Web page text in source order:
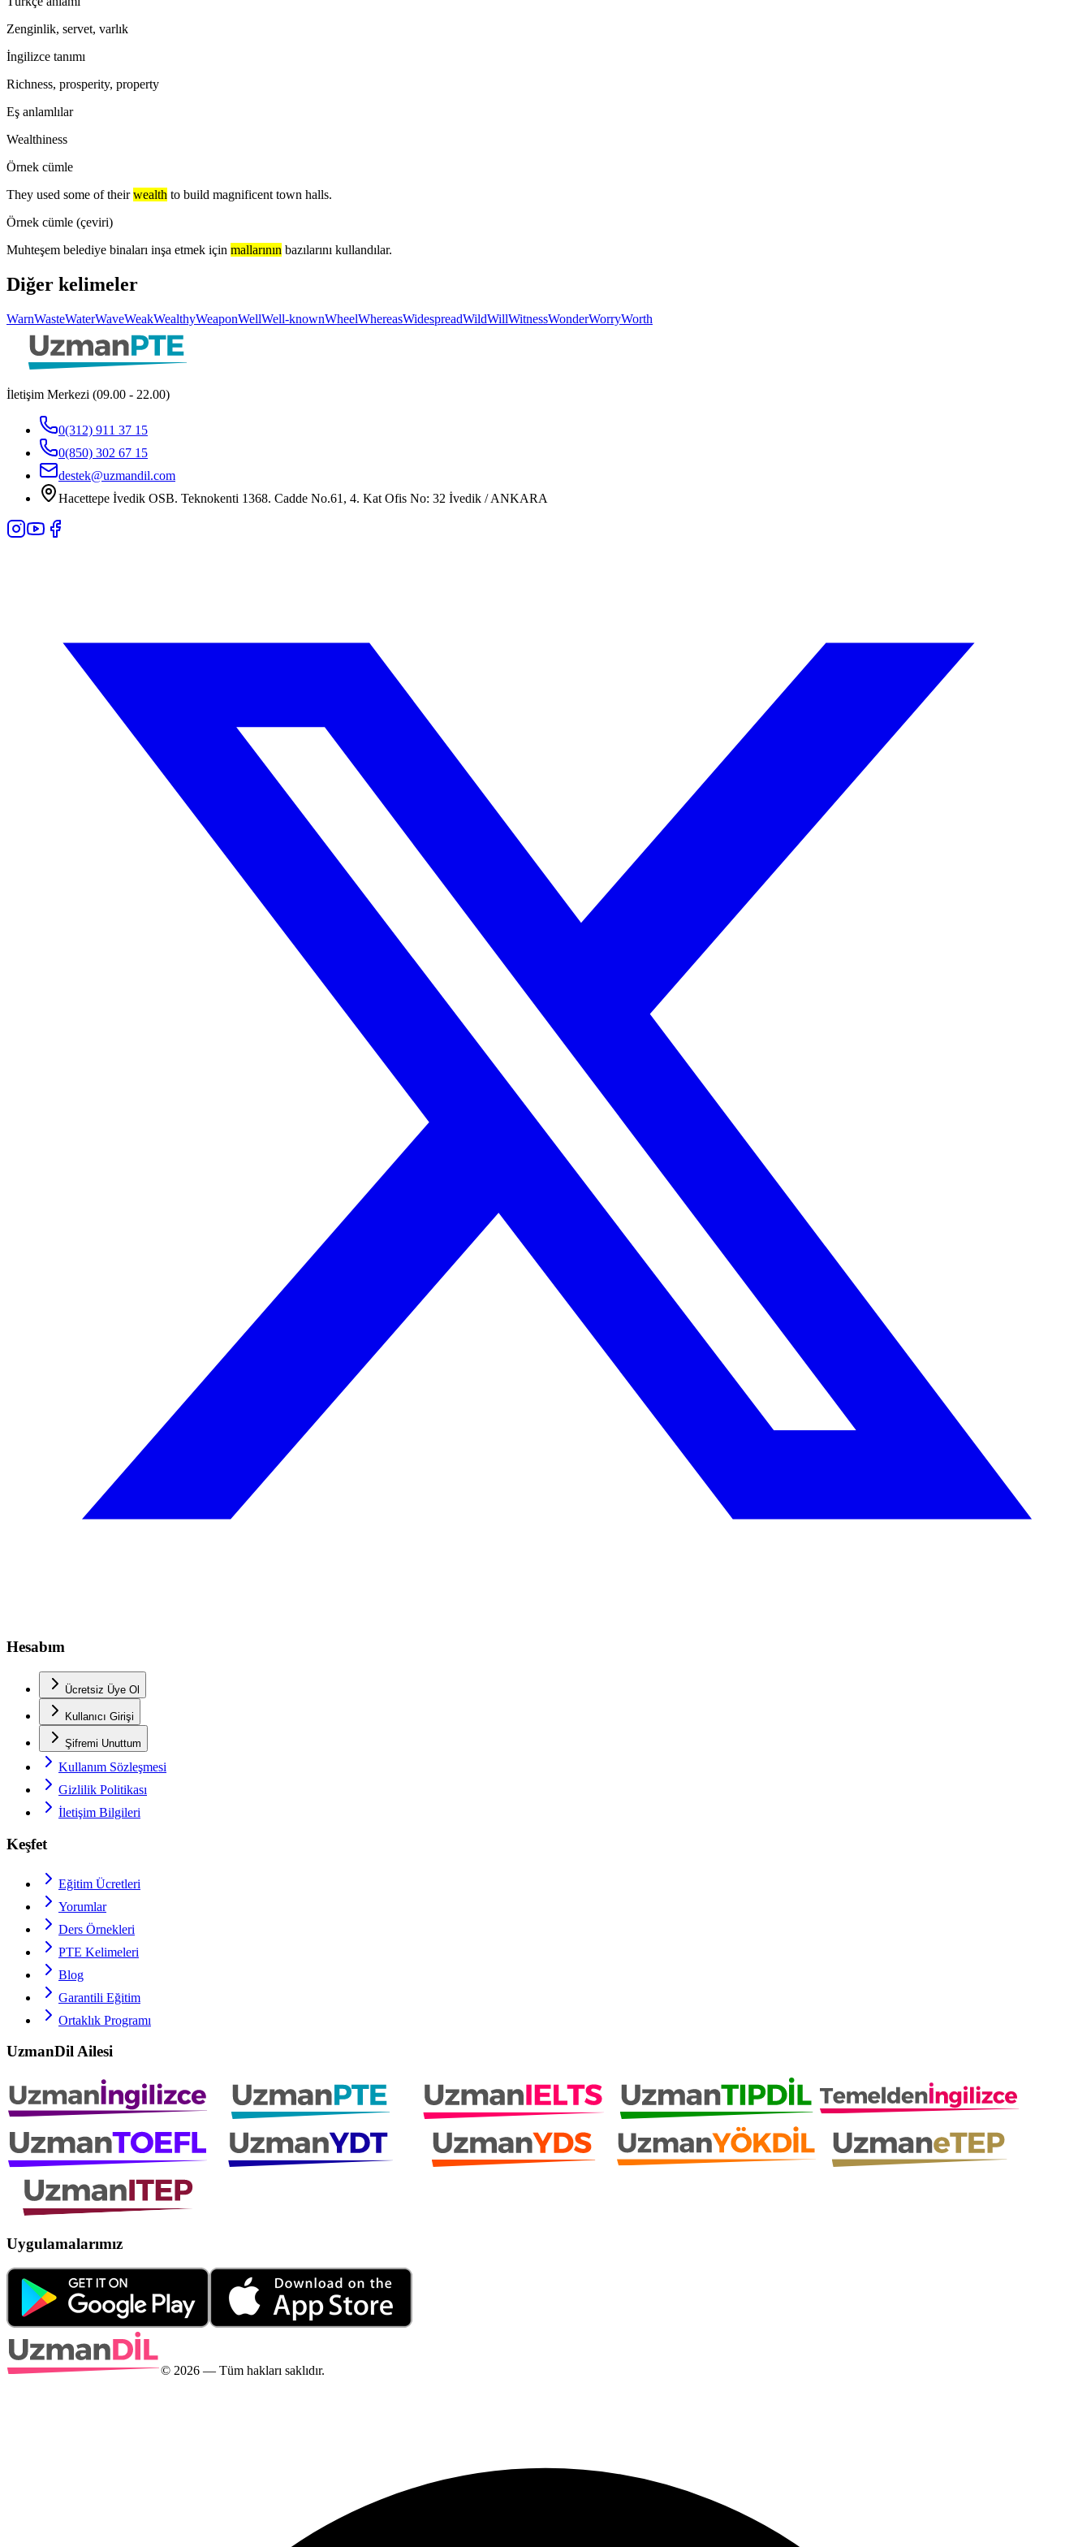
Zenginlik, servet, varlık
İngilizce tanımı
Richness, prosperity, property
Eş anlamlılar
Wealthiness
Örnek cümle
They used some of their wealth to build magnificent town halls.
Örnek cümle (çeviri)
Muhteşem belediye binaları inşa etmek için mallarının bazılarını kullandılar.
Diğer kelimeler
WarnWasteWaterWaveWeakWealthyWeaponWellWell-knownWheelWhereasWidespreadWildWillWitnessWonderWorryWorth
İletişim Merkezi (09.00 - 22.00)
0(312) 911 37 15
0(850) 302 67 15
destek@uzmandil.com
Hacettepe İvedik OSB. Teknokenti 1368. Cadde No.61, 4. Kat Ofis No: 32 İvedik / ANKARA
Hesabım
Ücretsiz Üye Ol
Kullanıcı Girişi
Şifremi Unuttum
Kullanım Sözleşmesi
Gizlilik Politikası
İletişim Bilgileri
Keşfet
Eğitim Ücretleri
Yorumlar
Ders Örnekleri
PTE Kelimeleri
Blog
Garantili Eğitim
Ortaklık Programı
UzmanDil Ailesi
Uygulamalarımız
© 2026 — Tüm hakları saklıdır.